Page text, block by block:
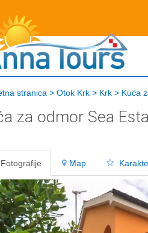
stranica > Otok Krk > Krk > Kuća
za odmor Sea Esta
Fotografije Map